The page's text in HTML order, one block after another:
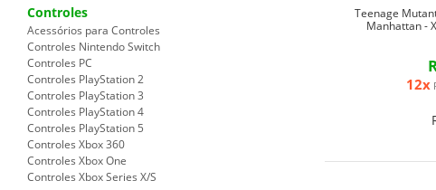
Controles
Acessórios para Controles
Controles Nintendo Switch
Controles PC
Controles PlayStation 2
Controles PlayStation 3
Controles PlayStation 4
Controles PlayStation 5
Controles Xbox 360
Controles Xbox One
Controles Xbox Series X/S
Teenage
Manhattan -
12x